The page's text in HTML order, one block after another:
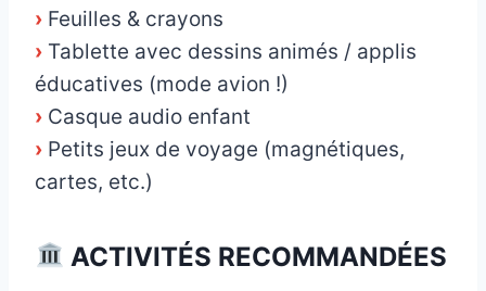
› Feuilles & crayons
› Tablette avec dessins animés / applis
éducatives (mode avion !)
› Casque audio enfant
› Petits jeux de voyage (magnétiques,
cartes, etc.)
ACTIVITÉS RECOMMANDÉES